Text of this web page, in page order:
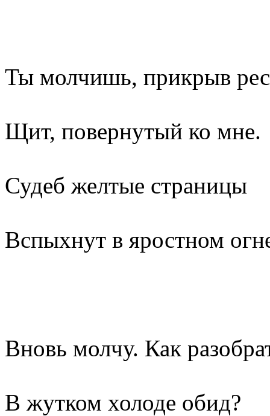
Ты молчишь, прикрыв
Щит, повернутый ко мне.
Судеб желтые страницы
Вспыхнут в яростном
Вновь молчу. Как
В жутком холоде обид?